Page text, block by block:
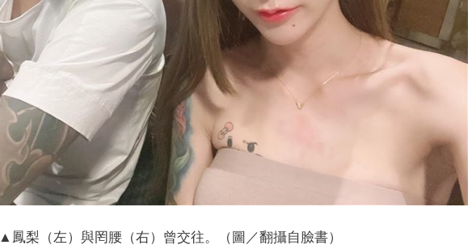
▲鳳梨（左）與罔腰（右）曾交往。（圖／翻攝自臉書）